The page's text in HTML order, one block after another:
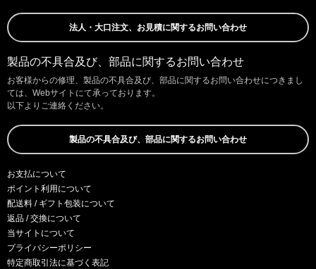
法人・大口注文、お見積に関するお問い合わせ
製品の不具合及び、部品に関するお問い合わせ
お客様からの修理、製品の不具合及び、部品に関するお問い合わせにつきまし
ては、Webサイトにて承っております。
以下よりご連絡ください。
製品の不具合及び、部品に関するお問い合わせ
お支払について
ポイント利用について
配送料 / ギフト包装について
返品 / 交換について
当サイトについて
プライバシーポリシー
特定商取引法に基づく表記